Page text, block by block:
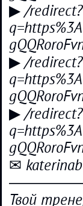
▶ /redirect?
▶ /redirect?
▶ /redirect?
✉
Твой